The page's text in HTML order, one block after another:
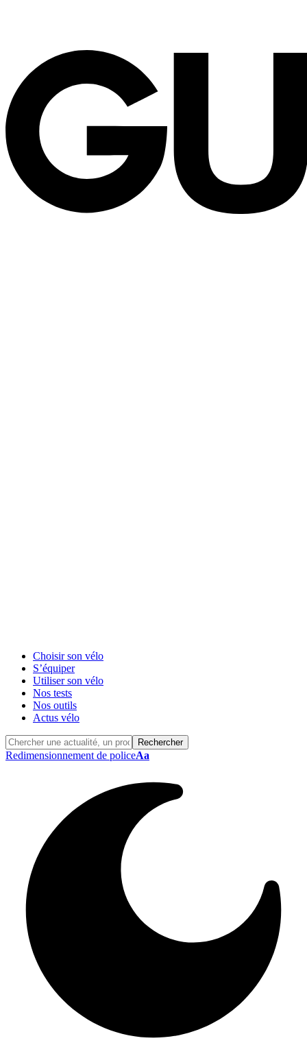
Choisir son vélo
S’équiper
Utiliser son vélo
Nos tests
Nos outils
Actus vélo
Redimensionnement de policeAa